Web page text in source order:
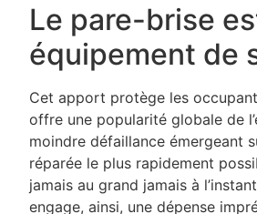
Le pare-brise
équipement de
Cet apport protège les
offre une popularité globale de
moindre défaillance émergeant
réparée le plus rapidement
jamais au grand jamais à
engage, ainsi, une dépense